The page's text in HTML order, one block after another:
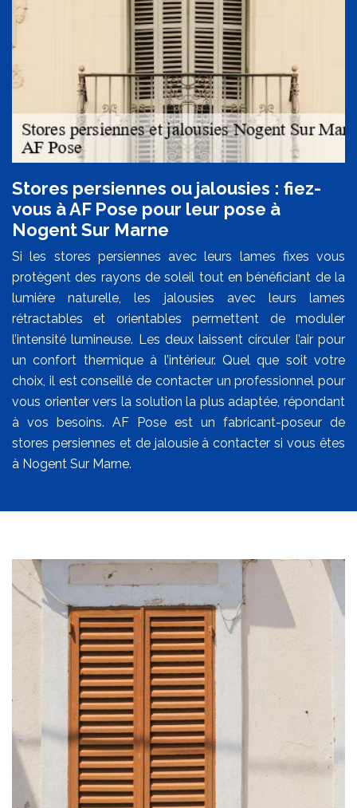
Stores persiennes ou jalousies : fiez-
vous à AF Pose pour leur pose à
Nogent Sur Marne
Si les stores persiennes avec leurs lames fixes vous
protègent des rayons de soleil tout en bénéficiant de la
lumière naturelle, les jalousies avec leurs lames
rétractables et orientables permettent de moduler
l’intensité lumineuse. Les deux laissent circuler l’air pour
un confort thermique à l’intérieur. Quel que soit votre
choix, il est conseillé de contacter un professionnel pour
vous orienter vers la solution la plus adaptée, répondant
à vos besoins. AF Pose est un fabricant-poseur de
stores persiennes et de jalousie à contacter si vous êtes
à Nogent Sur Marne.